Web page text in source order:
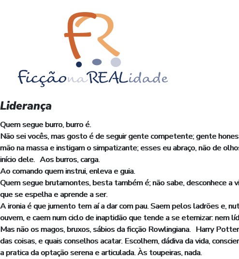
Liderança
Quem segue burro, burro é.
Não sei vocês, mas gosto é de seguir gente competente; gente
mão na massa e instigam o simpatizante; esses eu abraço, não de
início dele. Aos burros, carga.
Ao comando quem instrui, enleva e guia.
Quem segue brutamontes, besta também é; não sabe, desconhece
que se espelha e aprende a ser.
A ironia é que jumento tem aí a dar com pau. Saem pelos ladrões e,
ouvem, e caem num ciclo de inaptidão que tende a se eternizar: nem
Mas não os magos, bruxos, sábios da ficção Rowlingiana. Harry
das coisas, e quais conselhos acatar. Escolhem, dádiva da vida,
a pratica da optação serena e articulada. Às toupeiras, nada.